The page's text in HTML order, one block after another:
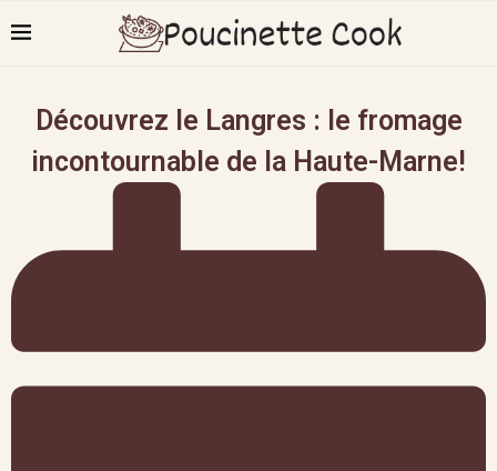
Découvrez le Langres : le fromage
incontournable de la Haute-Marne!